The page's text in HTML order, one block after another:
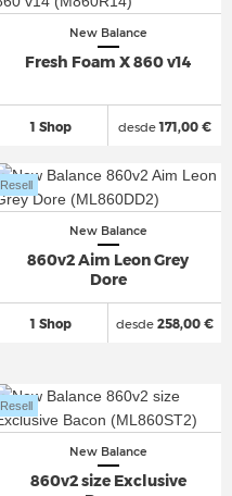
New Balance
Fresh Foam X 860 v14
1 Shop desde171,00 €
New Balance
860v2 Aim Leon Grey
Dore
1 Shop
Resell
desde258,00 €
New Balance
860v2 size Exclusive
Resell